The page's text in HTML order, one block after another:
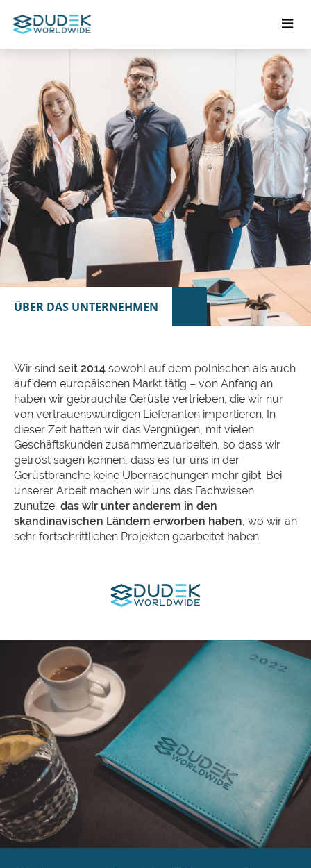
ÜBER DAS UNTERNEHMEN
Wir sind seit 2014 sowohl auf dem polnischen als auch
auf dem europäischen Markt tätig – von Anfang an
haben wir gebrauchte Gerüste vertrieben, die wir nur
von vertrauenswürdigen Lieferanten importieren. In
dieser Zeit hatten wir das Vergnügen, mit vielen
Geschäftskunden zusammenzuarbeiten, so dass wir
getrost sagen können, dass es für uns in der
Gerüstbranche keine Überraschungen mehr gibt. Bei
unserer Arbeit machen wir uns das Fachwissen
zunutze, das wir unter anderem in den
skandinavischen Ländern erworben haben, wo wir an
sehr fortschrittlichen Projekten gearbeitet haben.